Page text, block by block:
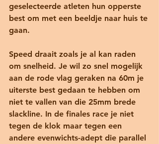
geselecteerde atleten hun opperste
best om met een beeldje naar huis te
gaan.
Speed draait zoals je al kan raden
om snelheid. Je wil zo snel mogelijk
aan de rode vlag geraken na 60m je
uiterste best gedaan te hebben om
niet te vallen van die 25mm brede
slackline. In de finales race je niet
tegen de klok maar tegen een
andere evenwichts-adept die parallel